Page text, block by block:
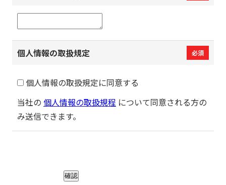
個人情報の取扱規定 必須
個人情報の取扱規定に同意する
当社の 個人情報の取扱規程 について同意される方の
み送信できます。
確認